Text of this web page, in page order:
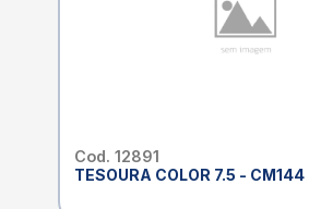
Cod. 12891
TESOURA COLOR 7.5 - CM144